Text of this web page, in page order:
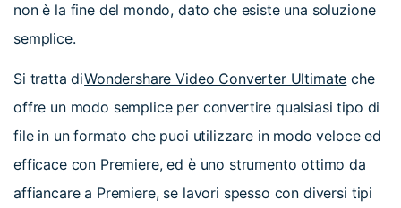
non è la fine del mondo, dato che esiste una soluzione
semplice.
Si tratta diWondershare Video Converter Ultimate che
offre un modo semplice per convertire qualsiasi tipo di
file in un formato che puoi utilizzare in modo veloce ed
efficace con Premiere, ed è uno strumento ottimo da
affiancare a Premiere, se lavori spesso con diversi tipi